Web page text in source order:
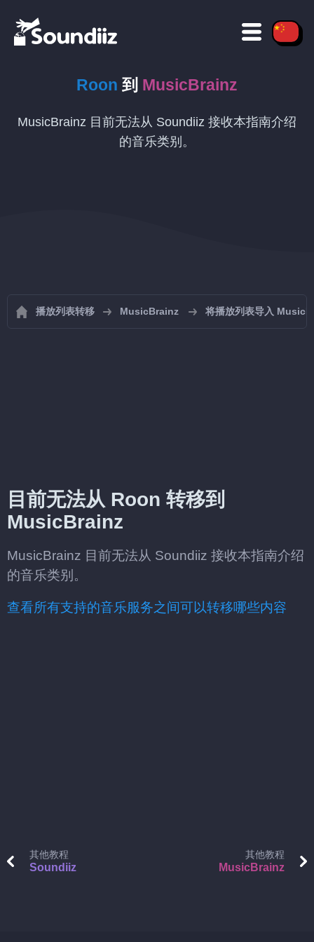
Roon 到 MusicBrainz
MusicBrainz 目前无法从 Soundiiz 接收本指南介绍
的音乐类别。
播放列表转移 MusicBrainz 将播放列表导入
目前无法从 Roon 转移到
MusicBrainz
MusicBrainz 目前无法从 Soundiiz 接收本指南介绍
的音乐类别。
查看所有支持的音乐服务之间可以转移哪些内容
其他教程
Soundiiz
其他教程
MusicBrainz